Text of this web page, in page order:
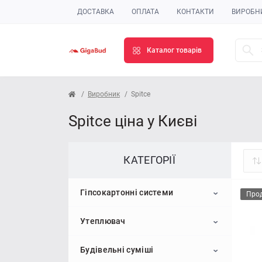
ДОСТАВКА ОПЛАТА КОНТАКТИ
Каталог товарів
Виробник Spitce
Spitce ціна у Києві
КАТЕГОРІЇ
Гіпсокартонні системи
Гіпсокартон
Стельовий гіпсокартон
Профіль для гіпсокартону
Утеплювач
Пінопласт
Будівельні суміші